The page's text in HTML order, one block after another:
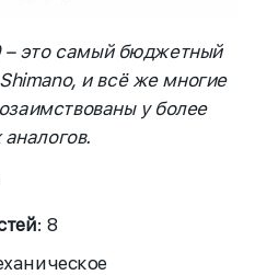
– это самый бюджетный
и всё же многие
у более
: 8